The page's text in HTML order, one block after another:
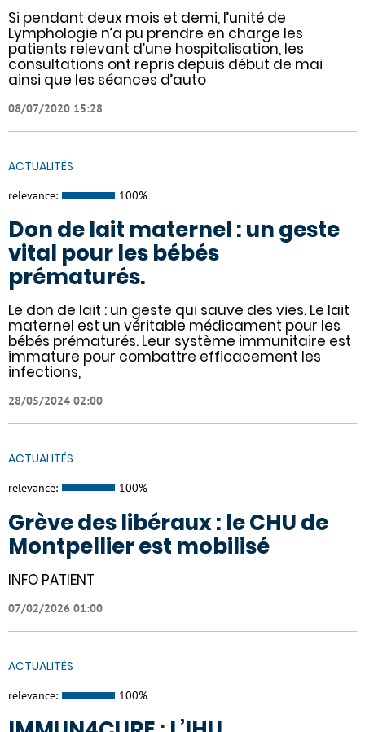
Si pendant deux mois et demi, l’unité de
Lymphologie n’a pu prendre en charge les
patients relevant d’une hospitalisation, les
consultations ont repris depuis début de mai
ainsi que les séances d’auto
08/07/2020 15:28
ACTUALITÉS
relevance: 100%
Don de lait maternel : un geste
vital pour les bébés
prématurés.
Le don de lait : un geste qui sauve des vies. Le lait
maternel est un véritable médicament pour les
bébés prématurés. Leur système immunitaire est
immature pour combattre efficacement les
infections,
28/05/2024 02:00
ACTUALITÉS
relevance: 100%
Grève des libéraux : le CHU de
Montpellier est mobilisé
INFO PATIENT
07/02/2026 01:00
ACTUALITÉS
relevance: 100%